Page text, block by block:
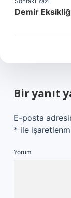
Demir
Bir yanıt
E-posta
* ile
Yorum